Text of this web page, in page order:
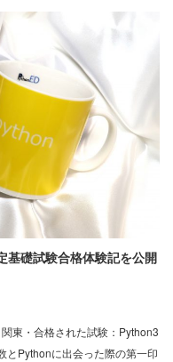
礎試験合格体験記を公開
東・合格された試験：Python3
とPythonに出会った際の第一印